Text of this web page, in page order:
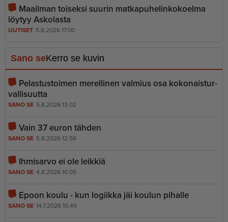
Maailman toiseksi suurin matkapu­he­lin­ko­koelma
löytyy Askolasta
UUTISET 5.8.2026 17.00
Sano seKerro se kuvin
Pelastustoimen merellinen valmius osa kokonais­tur­
val­li­suutta
SANO SE 5.8.2026 13.02
Vain 37 euron tähden
SANO SE 5.8.2026 12.56
Ihmisarvo ei ole leikkiä
SANO SE 4.8.2026 10.05
Epoon koulu - kun logiikka jäi koulun pihalle
SANO SE 14.7.2026 10.49